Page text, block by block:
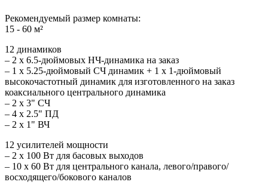
Рекомендуемый размер комнаты:
15 - 60 м²
12 динамиков
– 2 х 6.5-дюймовых НЧ-динамика на заказ
– 1 x 5.25-дюймовый СЧ динамик + 1 x 1-дюймовый
высокочастотный динамик для изготовленного на заказ
коаксиального центрального динамика
– 2 x 3" СЧ
– 4 x 2.5" ПД
– 2 х 1" ВЧ
12 усилителей мощности
– 2 x 100 Вт для басовых выходов
– 10 x 60 Вт для центрального канала, левого/правого/
восходящего/бокового каналов